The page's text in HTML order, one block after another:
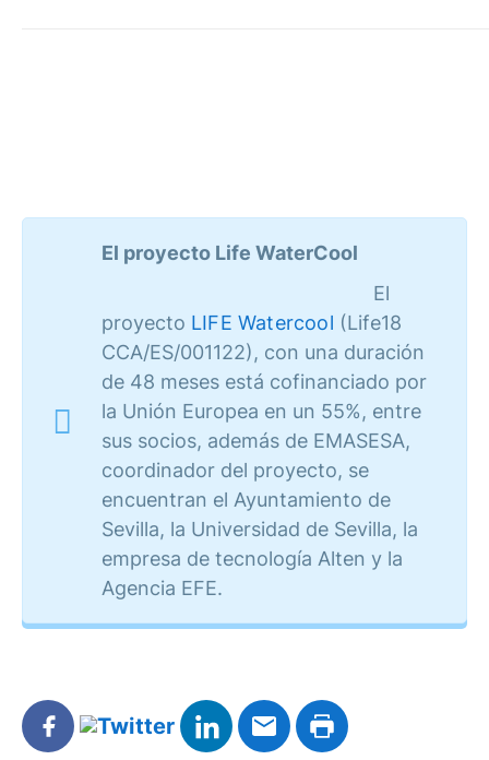
El proyecto Life WaterCool
El
proyecto LIFE Watercool (Life18
CCA/ES/001122), con una duración
de 48 meses está cofinanciado por
la Unión Europea en un 55%, entre
sus socios, además de EMASESA,
coordinador del proyecto, se
encuentran el Ayuntamiento de
Sevilla, la Universidad de Sevilla, la
empresa de tecnología Alten y la
Agencia EFE.